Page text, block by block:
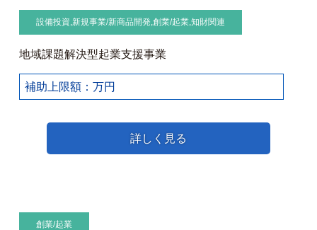
設備投資,新規事業/新商品開発,創業/起業,知財関連
地域課題解決型起業支援事業
補助上限額：万円
詳しく見る
創業/起業